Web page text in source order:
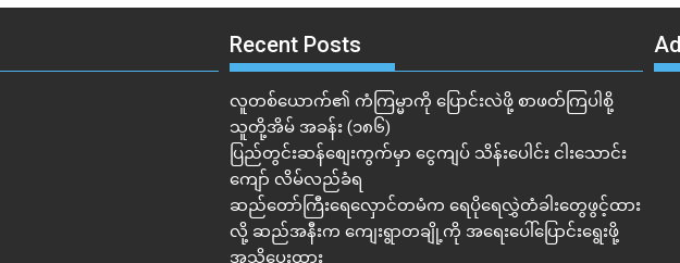
Recent Posts
လူတစ်ယောက်၏ ကံကြမ္မာကို ပြောင်းလဲဖို့ စာဖတ်ကြပါစို့
သူတို့အိမ် အခန်း (၁၈၆)
ပြည်တွင်းဆန်စျေးကွက်မှာ ငွေကျပ် သိန်းပေါင်း ငါး​သောင်း
ကျော် လိမ်လည်ခံရ
ဆည်တော်ကြီးရေလှောင်တမံက ရေပိုရေလွှဲတံခါးတွေဖွင့်ထား
လို့ ဆည်အနီးက ကျေးရွာတချို့ကို အရေးပေါ်ပြောင်းရွေးဖို့
အသိပေးထား